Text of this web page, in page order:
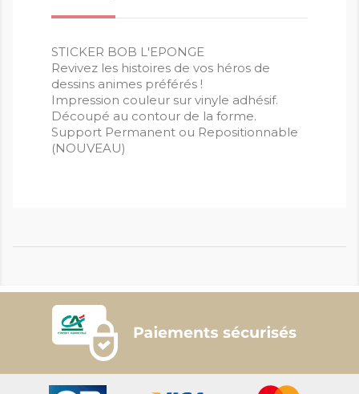
STICKER BOB L'EPONGE
Revivez les histoires de vos héros de
dessins animes préférés !
Impression couleur sur vinyle adhésif.
Découpé au contour de la forme.
Support Permanent ou Repositionnable
(NOUVEAU)